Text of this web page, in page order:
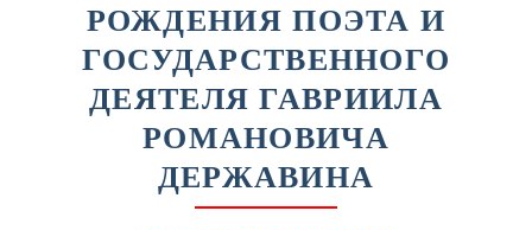
РОЖДЕНИЯ ПОЭТА И
ГОСУДАРСТВЕННОГО
ДЕЯТЕЛЯ ГАВРИИЛА
РОМАНОВИЧА
ДЕРЖАВИНА